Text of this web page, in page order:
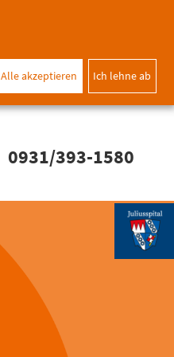
Ich lehne ab
Alle akzeptieren
0931/393-1580